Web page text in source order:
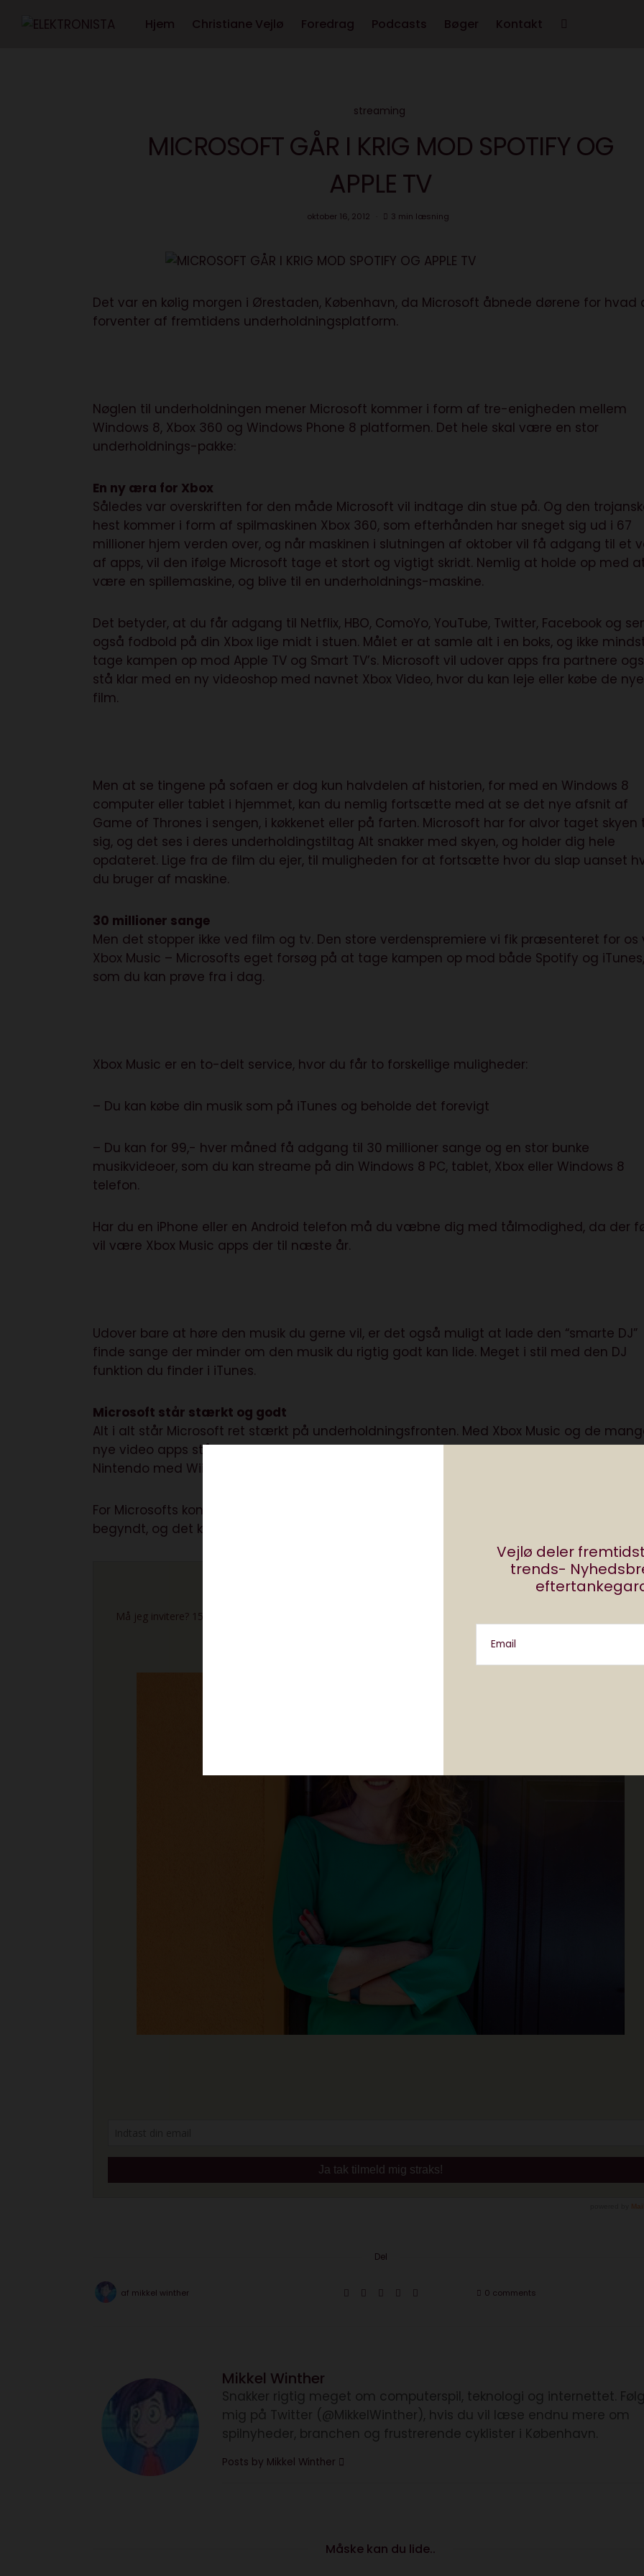
Vejlø deler
trends-
Email
Hjem Christiane Vejlø Foredrag Podcasts Bøger Kontakt
streaming
MICROSOFT GÅR I KRIG MOD SPOTIFY OG
APPLE TV
oktober 16, 2012 3 min læsning
Det var en kølig morgen i Ørestaden, København, da Microsoft åbnede dørene for hvad
forventer af fremtidens underholdningsplatform.
Nøglen til underholdningen mener Microsoft kommer i form af tre-enigheden mellem
Windows 8, Xbox 360 og Windows Phone 8 platformen. Det hele skal være en stor
underholdnings-pakke:
En ny æra for Xbox
Således var overskriften for den måde Microsoft vil indtage din stue på. Og den
hest kommer i form af spilmaskinen Xbox 360, som efterhånden har sneget sig ud i 67
millioner hjem verden over, og når maskinen i slutningen af oktober vil få adgang til et
af apps, vil den ifølge Microsoft tage et stort og vigtigt skridt. Nemlig at holde op med
være en spillemaskine, og blive til en underholdnings-maskine.
Det betyder, at du får adgang til Netflix, HBO, ComoYo, YouTube, Twitter, Facebook og
også fodbold på din Xbox lige midt i stuen. Målet er at samle alt i en boks, og ikke
tage kampen op mod Apple TV og Smart TV’s. Microsoft vil udover apps fra partnere
stå klar med en ny videoshop med navnet Xbox Video, hvor du kan leje eller købe de
film.
Men at se tingene på sofaen er dog kun halvdelen af historien, for med en Windows 8
computer eller tablet i hjemmet, kan du nemlig fortsætte med at se det nye afsnit af
Game of Thrones i sengen, i køkkenet eller på farten. Microsoft har for alvor taget skyen
sig, og det ses i deres underholdingstiltag Alt snakker med skyen, og holder dig hele
opdateret. Lige fra de film du ejer, til muligheden for at fortsætte hvor du slap uanset
du bruger af maskine.
30 millioner sange
Men det stopper ikke ved film og tv. Den store verdenspremiere vi fik præsenteret for os
Xbox Music – Microsofts eget forsøg på at tage kampen op mod både Spotify og
som du kan prøve fra i dag.
Xbox Music er en to-delt service, hvor du får to forskellige muligheder:
– Du kan købe din musik som på iTunes og beholde det forevigt
– Du kan for 99,- hver måned få adgang til 30 millioner sange og en stor bunke
musikvideoer, som du kan streame på din Windows 8 PC, tablet, Xbox eller Windows 8
telefon.
Har du en iPhone eller en Android telefon må du væbne dig med tålmodighed, da der
vil være Xbox Music apps der til næste år.
Udover bare at høre den musik du gerne vil, er det også muligt at lade den “smarte DJ”
finde sange der minder om den musik du rigtig godt kan lide. Meget i stil med den DJ
funktion du finder i iTunes.
Microsoft står stærkt og godt
Alt i alt står Microsoft ret stærkt på underholdningsfronten. Med Xbox Music og de
nye video apps står Microsoft meget stærkere end Sony med deres Playstation eller
Nintendo med Wii.
For Microsofts konkurrent er ikke de andre spilmaskiner, det er Apple. Kampen om stuen
begyndt, og det kommer kun til at være til gavn for os forbrugere.
Del
af mikkel winther 0 comments
Mikkel Winther
Snakker rigtig meget om computerspil, teknologi og internettet.
mig på Twitter (@MikkelWinther), hvis du vil læse endnu mere om
spilnyheder, branchen og frustrerende cyklister i København.
Posts by Mikkel Winther
Måske kan du lide..